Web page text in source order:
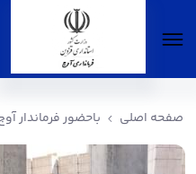
صفحه اصلی باحضور فرماندار